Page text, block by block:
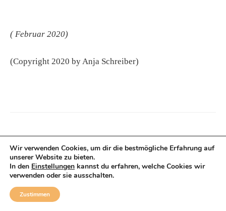
( Februar 2020)
(Copyright 2020 by Anja Schreiber)
Anja Schreiber arbeitet seit vielen Jahren als freie
Fachjournalistin zu den Themen Bildung, Studium und Beruf.
Sie schreibt unter anderem für die Berliner Zeitung, Stuttgarter
Wir verwenden Cookies, um dir die bestmögliche Erfahrung auf
unserer Website zu bieten.
In den Einstellungen kannst du erfahren, welche Cookies wir
verwenden oder sie ausschalten.
Zustimmen